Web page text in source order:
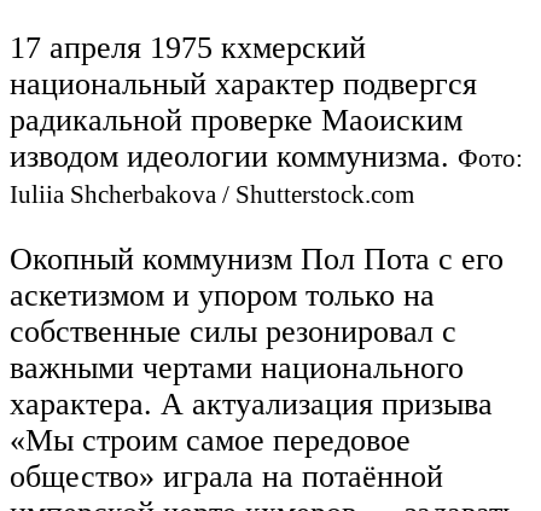
17 апреля 1975 кхмерский
национальный характер подвергся
радикальной проверке Маоиским
изводом идеологии коммунизма. Фото:
Iuliia Shcherbakova / Shutterstock.com
Окопный коммунизм Пол Пота с его
аскетизмом и упором только на
собственные силы резонировал с
важными чертами национального
характера. А актуализация призыва
«Мы строим самое передовое
общество» играла на потаённой